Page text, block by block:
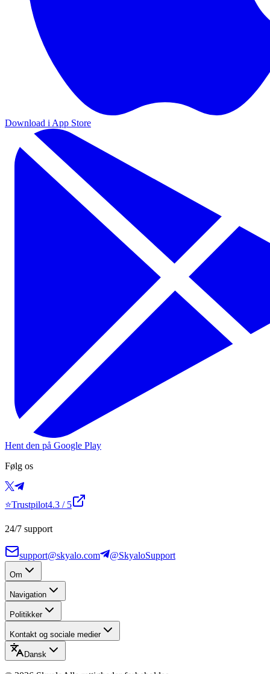
Download i App Store
Hent den på Google Play
Følg os
⭐Trustpilot4.3 / 5
24/7 support
support@skyalo.com @SkyaloSupport
Om
Navigation
Politikker
Kontakt og sociale medier
Dansk